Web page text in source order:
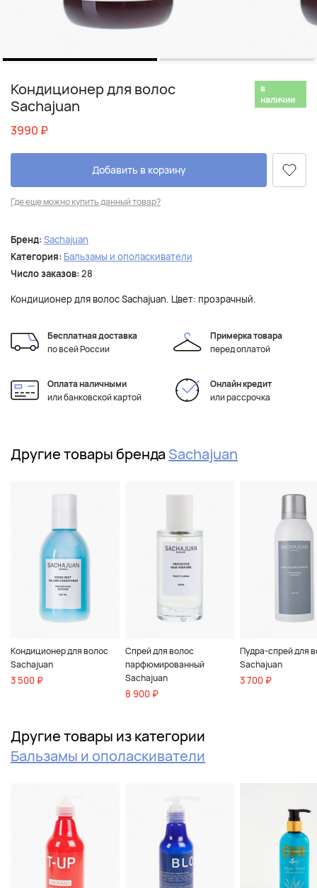
Кондиционер для волос
Sachajuan
в
наличии
3990 ₽
Добавить в корзину
Где еще можно купить данный товар?
Бренд: Sachajuan
Категория: Бальзамы и ополаскиватели
Число заказов: 28
Кондиционер для волос Sachajuan. Цвет: прозрачный.
Бесплатная доставка
по всей России
Примерка товара
перед оплатой
Оплата наличными
или банковской картой
Онлайн кредит
или рассрочка
Другие товары бренда Sachajuan
Кондиционер для волос
Sachajuan
3 500 ₽
Спрей для волос
парфюмированный
Sachajuan
8 900 ₽
Пудра-спрей для
Sachajuan
3 700 ₽
Другие товары из категории
Бальзамы и ополаскиватели